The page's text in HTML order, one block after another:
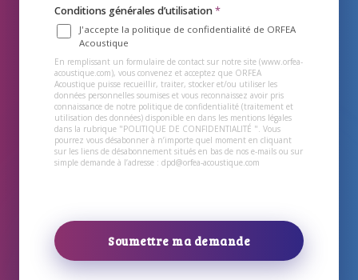
Conditions générales d’utilisation*
J'accepte la politique de confidentialité de ORFEA
Acoustique
En remplissant un formulaire de contact sur notre site (www.orfea-
acoustique.com), vous convenez et acceptez que ORFEA
Acoustique puisse recueillir, traiter, stocker et/ou utiliser les
données personnelles soumises et vous reconnaissez avoir pris
connaissance de notre politique de confidentialité (traitement et
utilisation des données) disponible en dans les mentions légales
dans la rubrique "POLITIQUE DE CONFIDENTIALITÉ ". Vous
pourrez vous désabonner à n’importe quel moment en cliquant
sur les liens de désabonnement situés en bas de nos e-mails ou sur
simple demande à l’adresse : dpd@orfea-acoustique.com
Soumettre ma demande